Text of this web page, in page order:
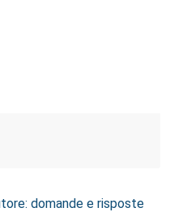
domande e risposte